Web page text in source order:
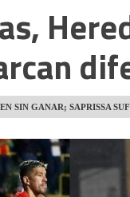
SIN GANAR; SAPRISSA